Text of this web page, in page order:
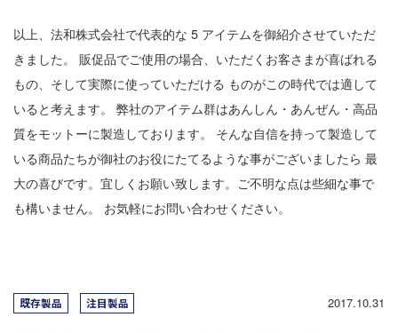
以上、法和株式会社で代表的な 5 アイテムを御紹介させていただ
きました。 販促品でご使用の場合、いただくお客さまが喜ばれる
もの、そして実際に使っていただける ものがこの時代では適して
いると考えます。 弊社のアイテム群はあんしん・あんぜん・高品
質をモットーに製造しております。 そんな自信を持って製造して
いる商品たちが御社のお役にたてるような事がございましたら 最
大の喜びです。宜しくお願い致します。ご不明な点は些細な事で
も構いません。 お気軽にお問い合わせください。
既存製品 注目製品 2017.10.31